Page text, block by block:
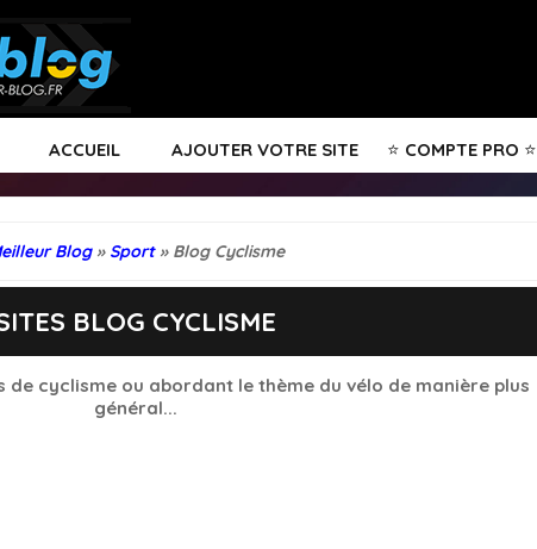
ACCUEIL AJOUTER VOTRE SITE ⭐ COMPTE PRO ⭐
Blog » Sport » Blog Cyclisme
BLOG CYCLISME
de cyclisme ou abordant le thème du vélo de manière plus
général...